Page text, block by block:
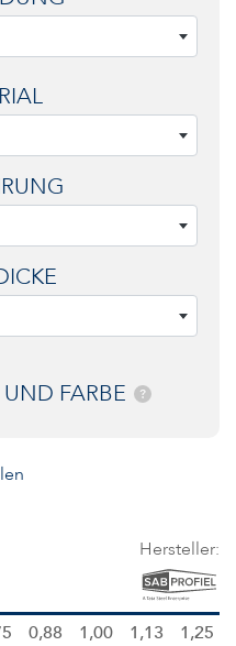
FARBE ?
Hersteller:
0,88 1,00 1,13 1,25